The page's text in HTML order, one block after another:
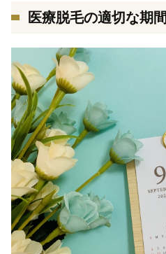
医療脱毛の適切な期間